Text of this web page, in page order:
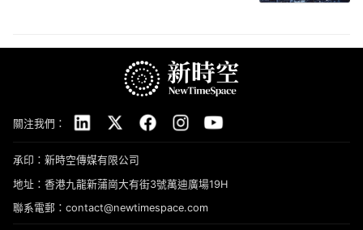
關注我們：
承印：新時空傳媒有限公司
地址：香港九龍新蒲崗大有街3號萬迪廣場19H
聯系電郵：contact@newtimespace.com